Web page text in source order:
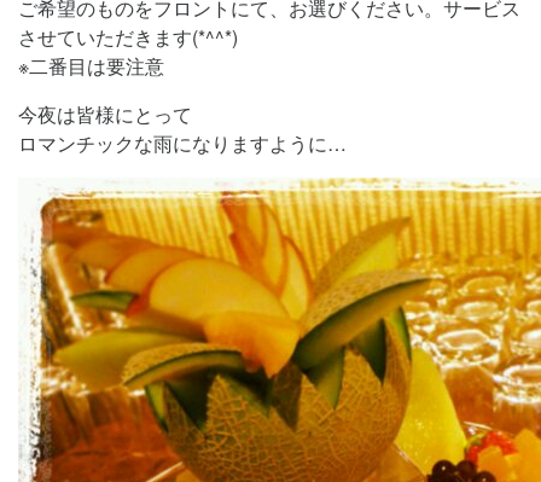
ご希望のものをフロントにて、お選びください。サービス
させていただきます(*^^*)
※二番目は要注意
今夜は皆様にとって
ロマンチックな雨になりますように…